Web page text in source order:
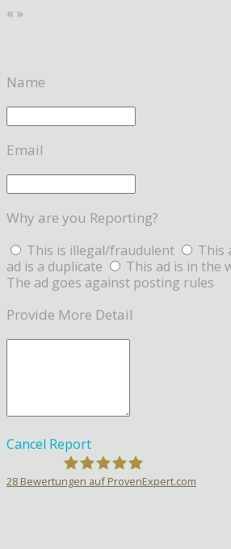
« »
Name
Email
Why are you Reporting?
This is illegal/fraudulent This
ad is a duplicate
This ad is in the
The ad goes against posting rules
Provide More Detail
Cancel Report
28 Bewertungen auf ProvenExpert.com